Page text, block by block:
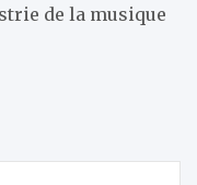
de la musique